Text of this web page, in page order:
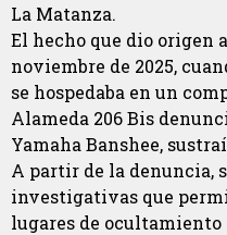
La Matanza.
El hecho que dio origen
noviembre de 2025,
se hospedaba en un
Alameda 206 Bis
Yamaha Banshee,
A partir de la denuncia,
investigativas que
lugares de ocultamiento